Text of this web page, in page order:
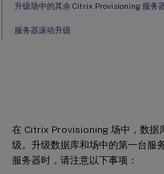
在 Citrix Provisioning 场中，数据
级。升级数据库和场中的第一台服
服务器时，请注意以下事项：
升级场中的其余 Citrix Provisioning 服务
服务器滚动升级